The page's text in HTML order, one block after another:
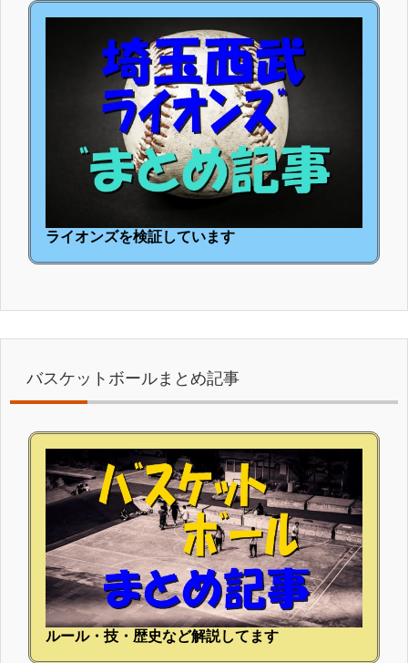
ライオンズを検証しています
バスケットボールまとめ記事
ルール・技・歴史など解説してます